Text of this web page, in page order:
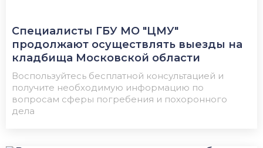
Специалисты ГБУ МО "ЦМУ"
продолжают осуществлять выезды на
кладбища Московской области
Воспользуйтесь бесплатной консультацией и
получите необходимую информацию по
вопросам сферы погребения и похоронного
дела